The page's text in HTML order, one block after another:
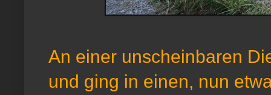
An einer unscheinbaren
und ging in einen, nun